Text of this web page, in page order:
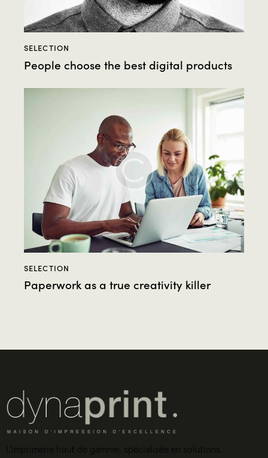
SELECTION
People choose the best digital products
SELECTION
Paperwork as a true creativity killer
L’imprimerie haut de gamme, spécialisée en solutions